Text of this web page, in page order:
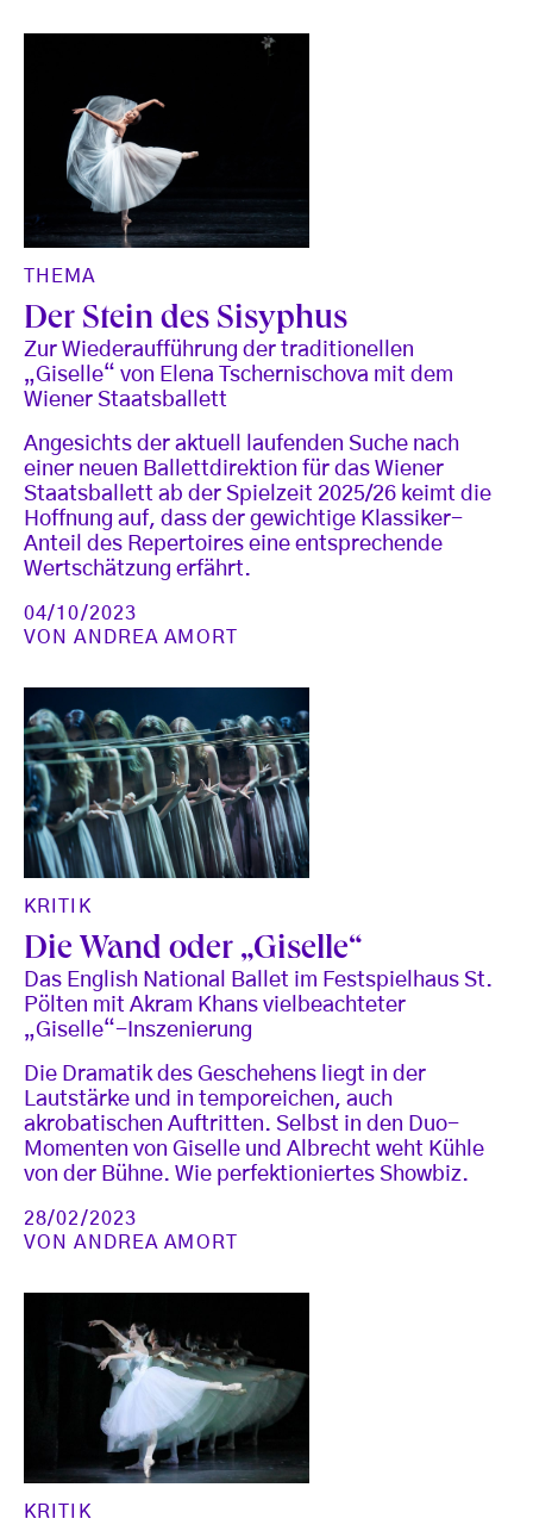
THEMA
Der Stein des Sisyphus
Zur Wiederaufführung der traditionellen
„Giselle“ von Elena Tschernischova mit dem
Wiener Staatsballett
Angesichts der aktuell laufenden Suche nach
einer neuen Ballettdirektion für das Wiener
Staatsballett ab der Spielzeit 2025/26 keimt die
Hoffnung auf, dass der gewichtige Klassiker-
Anteil des Repertoires eine entsprechende
Wertschätzung erfährt.
04/10/2023
VONANDREA AMORT
KRITIK
Die Wand oder „Giselle“
Das English National Ballet im Festspielhaus St.
Pölten mit Akram Khans vielbeachteter
„Giselle“-Inszenierung
Die Dramatik des Geschehens liegt in der
Lautstärke und in temporeichen, auch
akrobatischen Auftritten. Selbst in den Duo-
Momenten von Giselle und Albrecht weht Kühle
von der Bühne. Wie perfektioniertes Showbiz.
28/02/2023
VONANDREA AMORT
KRITIK